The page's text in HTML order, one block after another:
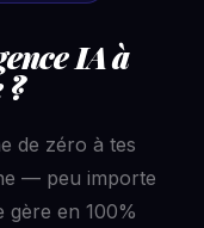
IA à
?
de zéro à tes
— peu importe
gère en 100%